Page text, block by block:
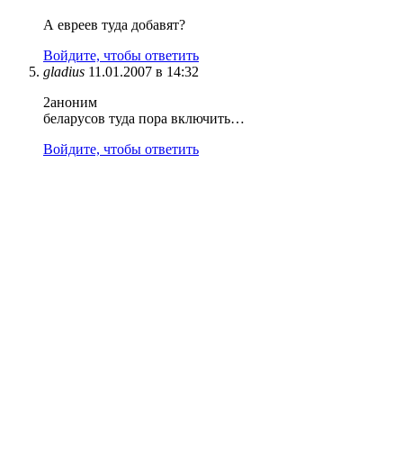
А евреев туда добавят?
Войдите, чтобы ответить
gladius 11.01.2007 в 14:32
2аноним
беларусов туда пора включить…
Войдите, чтобы ответить